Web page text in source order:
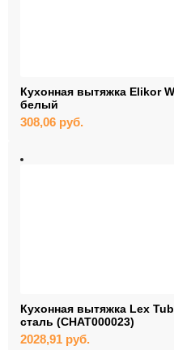
Кухонная вытяжка Elikor
белый
308,06 руб.
Кухонная вытяжка Lex
сталь (CHAT000023)
2028,91 руб.